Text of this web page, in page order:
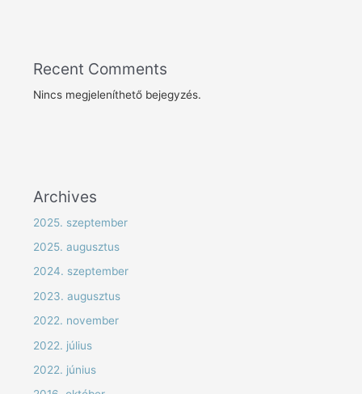
Recent Comments
Nincs megjeleníthető bejegyzés.
Archives
2025. szeptember
2025. augusztus
2024. szeptember
2023. augusztus
2022. november
2022. július
2022. június